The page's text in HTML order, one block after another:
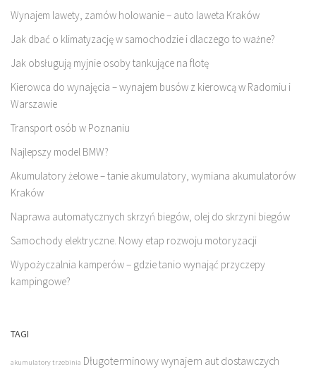
Wynajem lawety, zamów holowanie – auto laweta Kraków
Jak dbać o klimatyzację w samochodzie i dlaczego to ważne?
Jak obsługują myjnie osoby tankujące na flotę
Kierowca do wynajęcia – wynajem busów z kierowcą w Radomiu i
Warszawie
Transport osób w Poznaniu
Najlepszy model BMW?
Akumulatory żelowe – tanie akumulatory, wymiana akumulatorów
Kraków
Naprawa automatycznych skrzyń biegów, olej do skrzyni biegów
Samochody elektryczne. Nowy etap rozwoju motoryzacji
Wypożyczalnia kamperów – gdzie tanio wynająć przyczepy
kampingowe?
TAGI
akumulatory trzebinia Długoterminowy wynajem aut dostawczych